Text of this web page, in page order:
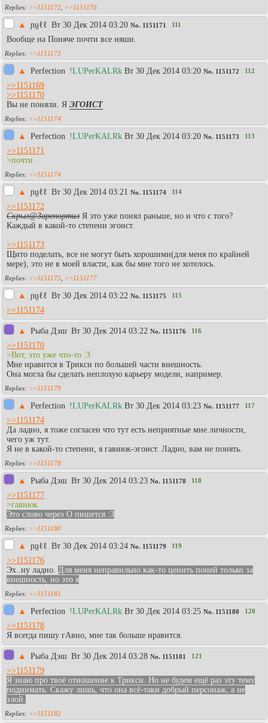
>>1151172 >>1151176
▲ ɲṵℓℓ Вт 30 Дек 2014 03:20 No. 1151171 111
Вообще на Поняче почти все няши.
>>1151173
▲ Perfection !LUPerKALRk Вт 30 Дек 2014 03:20 No. 1151172 112
>>1151169
>>1151170
Вы не поняли. Я ЭГОИСТ
>>1151174
▲ Perfection !LUPerKALRk Вт 30 Дек 2014 03:20 No. 1151173 113
>>1151171
>почти
>>1151174
▲ ɲṵℓℓ Вт 30 Дек 2014 03:21 No. 1151174 114
>>1151172
Скрыл@Зарепортил Я это уже понял раньше, но и что с того?
Каждый в какой-то степени эгоист.
>>1151173
Щито поделать, все не могут быть хорошими(для меня по крайней
мере), это не в моей власти, как бы мне того не хотелось.
>>1151175 >>1151177
▲ ɲṵℓℓ Вт 30 Дек 2014 03:22 No. 1151175 115
>>1151174
▲ Рыба Дэш Вт 30 Дек 2014 03:22 No. 1151176 116
>>1151170
>Вот, это уже что-то :3
Мне нравится в Трикси по большей части внешность.
Она могла бы сделать неплохую карьеру модели, например.
>>1151179
▲ Perfection !LUPerKALRk Вт 30 Дек 2014 03:23 No. 1151177 117
>>1151174
Да ладно, я тоже согласен что тут есть неприятные мне личности,
чего уж тут.
Я не в какой-то степени, я гавнюк-эгоист. Ладно, вам не понять.
>>1151178
▲ Рыба Дэш Вт 30 Дек 2014 03:23 No. 1151178 118
>>1151177
>гавнюк
Это слово через О пишется :3
>>1151180
▲ ɲṵℓℓ Вт 30 Дек 2014 03:24 No. 1151179 119
>>1151176
Эх..ну ладно. Для меня неправильно как-то ценить поней только за
внешность, но это я
>>1151181
▲ Perfection !LUPerKALRk Вт 30 Дек 2014 03:25 No. 1151180 120
>>1151178
Я всегда пишу гАвно, мне так больше нравится.
▲ Рыба Дэш Вт 30 Дек 2014 03:28 No. 1151181 121
>>1151179
Я знаю про твоё отношение к Трикси. Но не будем ещё раз эту тему
поднимать. Скажу лишь, что она всё-таки добрый персонаж, а не
злой.
>>1151182